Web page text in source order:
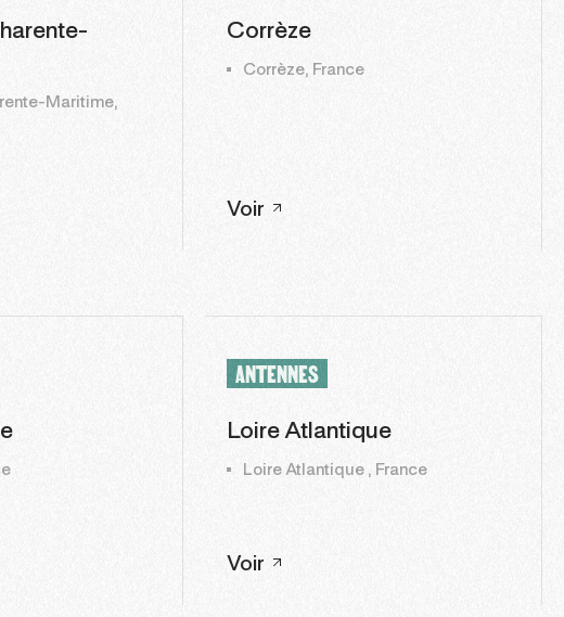
Maritime,
Corrèze
Corrèze, France
Voir
ANTENNES
Loire Atlantique
Loire Atlantique , France
Voir